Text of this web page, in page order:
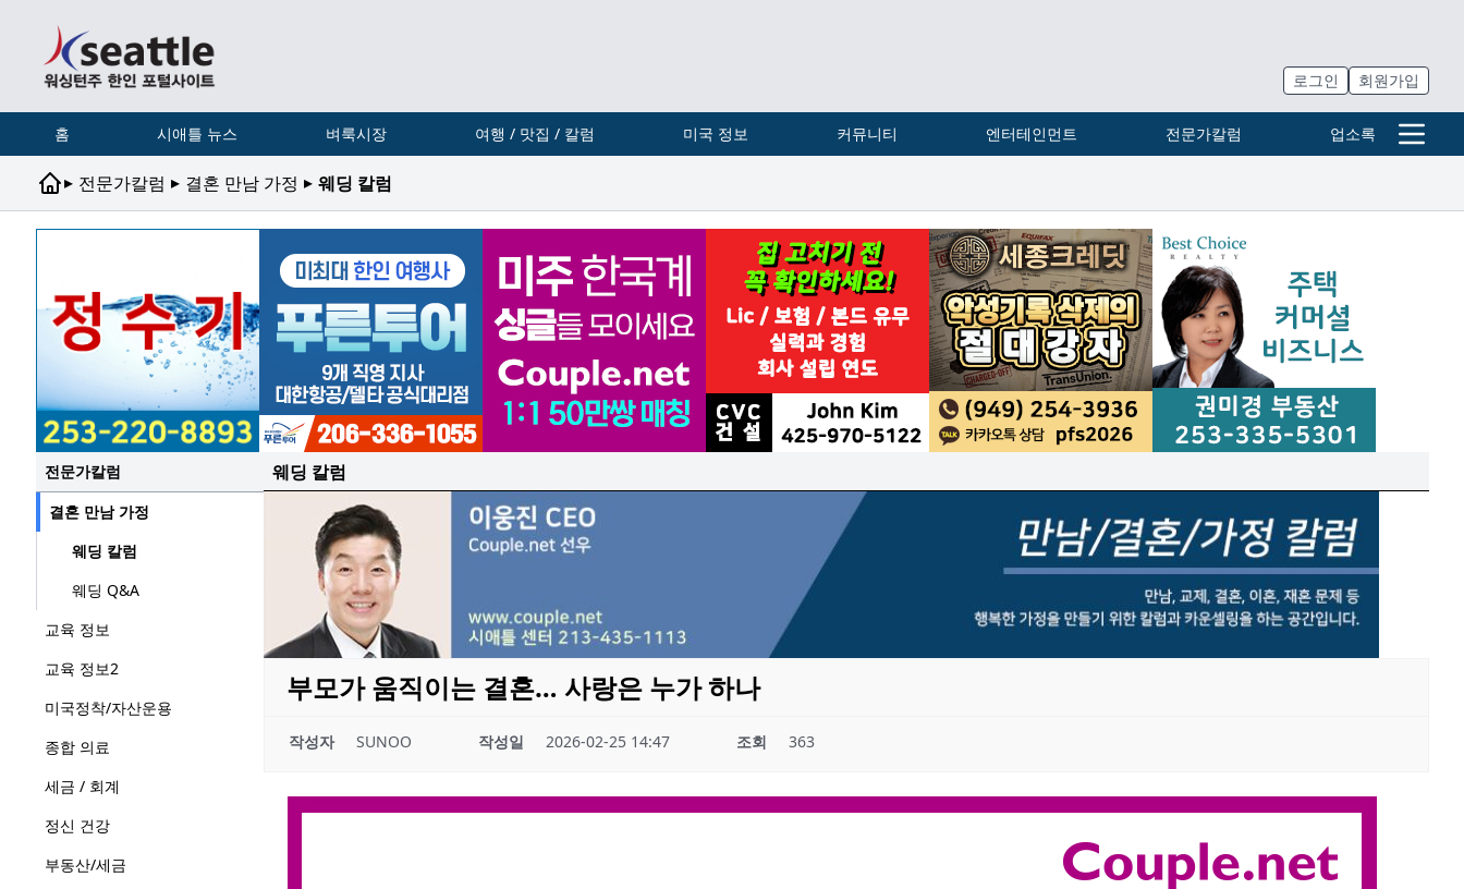
로그인 회원가입
홈 시애틀 뉴스 벼룩시장 여행 / 맛집 / 칼럼 미국 정보 커뮤니티 엔터테인먼트 전문가칼럼 업소록
▸ 전문가칼럼 ▸ 결혼 만남 가정 ▸ 웨딩 칼럼
전문가칼럼
결혼 만남 가정
웨딩 칼럼
웨딩 Q&A
교육 정보
교육 정보2
미국정착/자산운용
종합 의료
세금 / 회계
정신 건강
부동산/세금
웨딩 칼럼
부모가 움직이는 결혼… 사랑은 누가 하나
작성자 SUNOO 작성일 2026-02-25 14:47 조회 363